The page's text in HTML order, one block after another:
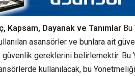
Kapsam, Dayanak ve Tanımlar Bu
asansörler ve bunlara ait
güvenlik gereklerini belirlemektir.
kullanılacak, bu